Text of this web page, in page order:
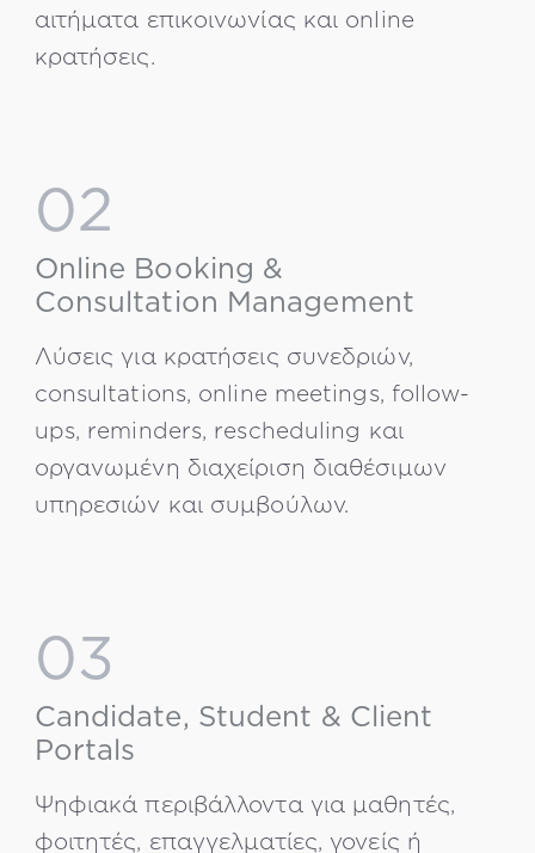
αιτήματα επικοινωνίας και online
κρατήσεις.
02
Online Booking &
Consultation Management
Λύσεις για κρατήσεις συνεδριών,
consultations, online meetings, follow-
ups, reminders, rescheduling και
οργανωμένη διαχείριση διαθέσιμων
υπηρεσιών και συμβούλων.
03
Candidate, Student & Client
Portals
Ψηφιακά περιβάλλοντα για μαθητές,
φοιτητές, επαγγελματίες, γονείς ή